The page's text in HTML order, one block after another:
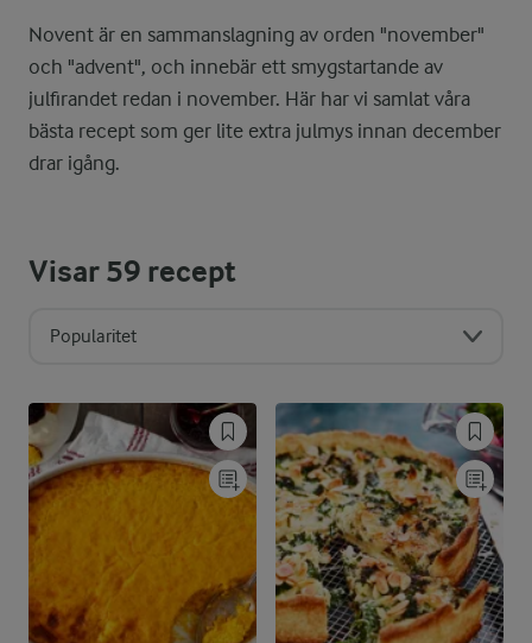
Novent är en sammanslagning av orden "november"
och "advent", och innebär ett smygstartande av
julfirandet redan i november. Här har vi samlat våra
bästa recept som ger lite extra julmys innan december
drar igång.
Visar59 recept
Popularitet